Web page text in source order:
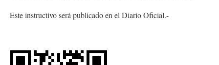
Este instructivo será publicado en el Diario Oficial.-